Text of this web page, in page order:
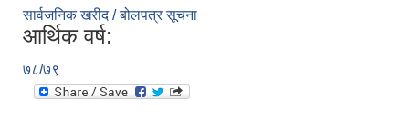
सार्वजनिक खरीद / बोलपत्र सूचना
आर्थिक वर्ष:
७८/७९